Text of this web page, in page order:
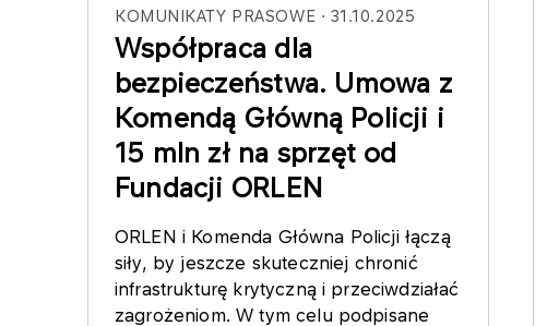
KOMUNIKATY PRASOWE 31.10.2025
Współpraca dla
bezpieczeństwa. Umowa z
Komendą Główną Policji i
15 mln zł na sprzęt od
Fundacji ORLEN
ORLEN i Komenda Główna Policji łączą
siły, by jeszcze skuteczniej chronić
infrastrukturę krytyczną i przeciwdziałać
zagrożeniom. W tym celu podpisane